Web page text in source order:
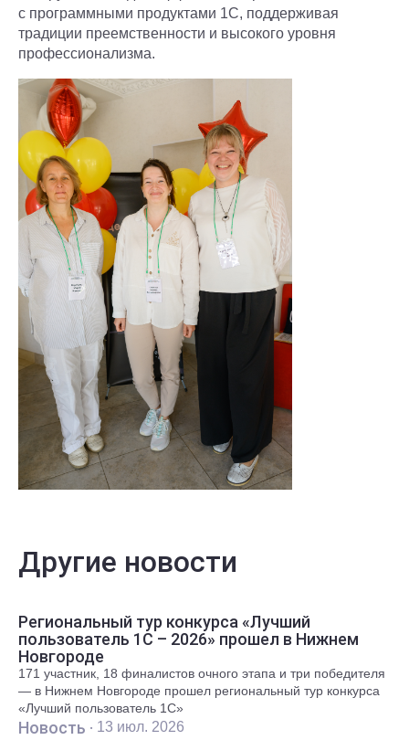
с программными продуктами 1С, поддерживая
традиции преемственности и высокого уровня
профессионализма.
Другие новости
Региональный тур конкурса «Лучший
пользователь 1С – 2026» прошел в Нижнем
Новгороде
171 участник, 18 финалистов очного этапа и три победителя
— в Нижнем Новгороде прошел региональный тур конкурса
«Лучший пользователь 1С»
Новость · 13 июл. 2026